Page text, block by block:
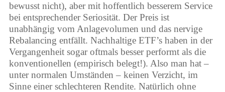
bewusst nicht), aber mit hoffentlich besserem Service
bei entsprechender Seriosität. Der Preis ist
unabhängig vom Anlagevolumen und das nervige
Rebalancing entfällt. Nachhaltige ETF’s haben in der
Vergangenheit sogar oftmals besser performt als die
konventionellen (empirisch belegt!). Also man hat –
unter normalen Umständen – keinen Verzicht, im
Sinne einer schlechteren Rendite. Natürlich ohne